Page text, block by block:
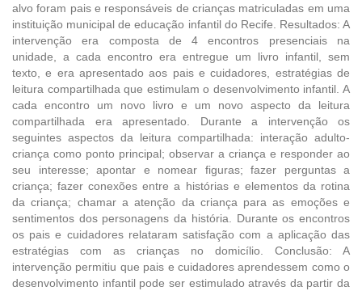
alvo foram pais e responsáveis de crianças matriculadas em uma
instituição municipal de educação infantil do Recife. Resultados: A
intervenção era composta de 4 encontros presenciais na
unidade, a cada encontro era entregue um livro infantil, sem
texto, e era apresentado aos pais e cuidadores, estratégias de
leitura compartilhada que estimulam o desenvolvimento infantil. A
cada encontro um novo livro e um novo aspecto da leitura
compartilhada era apresentado. Durante a intervenção os
seguintes aspectos da leitura compartilhada: interação adulto-
criança como ponto principal; observar a criança e responder ao
seu interesse; apontar e nomear figuras; fazer perguntas a
criança; fazer conexões entre a histórias e elementos da rotina
da criança; chamar a atenção da criança para as emoções e
sentimentos dos personagens da história. Durante os encontros
os pais e cuidadores relataram satisfação com a aplicação das
estratégias com as crianças no domicílio. Conclusão: A
intervenção permitiu que pais e cuidadores aprendessem como o
desenvolvimento infantil pode ser estimulado através da partir da